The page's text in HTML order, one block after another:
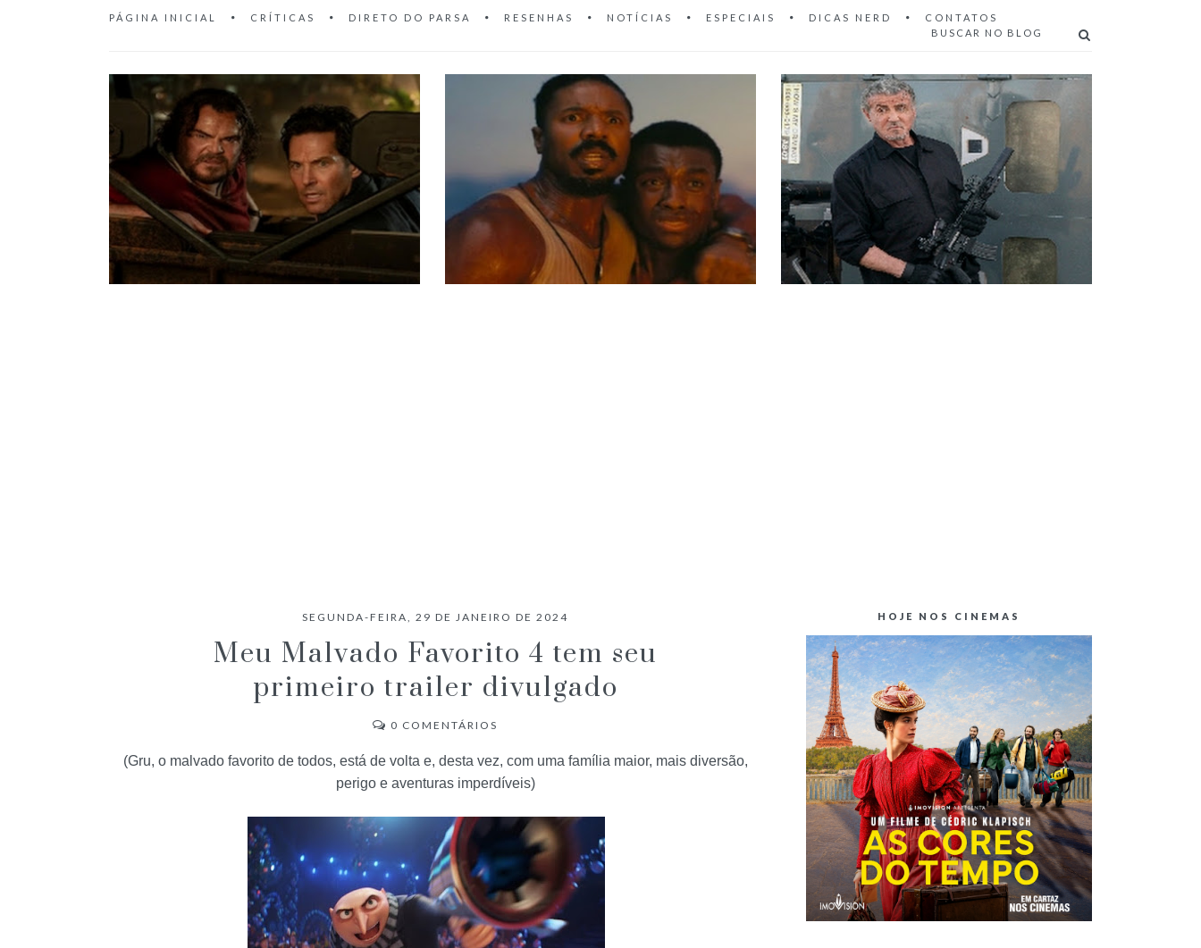
PÁGINA INICIAL CRÍTICAS DIRETO DO PARSA RESENHAS NOTÍCIAS ESPECIAIS DICAS NERD CONTATOS
SEGUNDA-FEIRA, 29 DE JANEIRO DE 2024
Meu Malvado Favorito 4 tem seu
primeiro trailer divulgado
0 COMENTÁRIOS
(Gru, o malvado favorito de todos, está de volta e, desta vez, com uma família maior, mais diversão,
perigo e aventuras imperdíveis)
HOJE NOS CINEMAS